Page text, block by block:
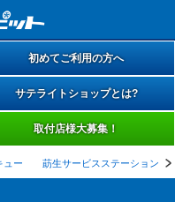
初めてご利用の方へ
サテライトショップとは?
取付店様大募集！
ュー 莇生サービスステーション